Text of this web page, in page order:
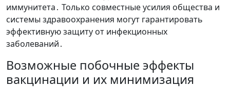
иммунитета․ Только совместные усилия общества и
системы здравоохранения могут гарантировать
эффективную защиту от инфекционных
заболеваний․
Возможные побочные эффекты
вакцинации и их минимизация